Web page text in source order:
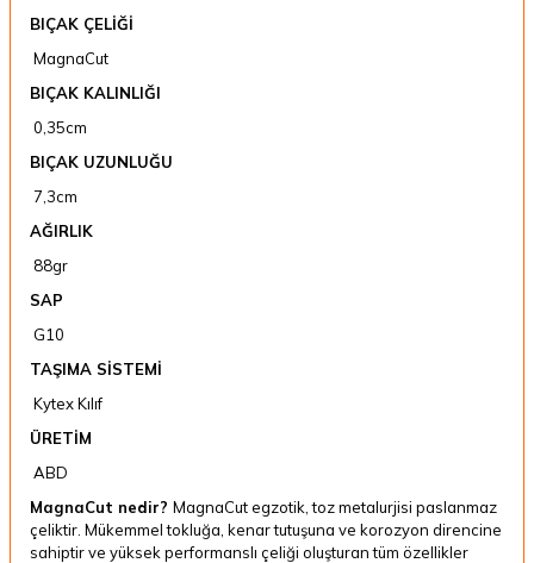
BIÇAK ÇELİĞİ
MagnaCut
BIÇAK KALINLIĞI
0,35cm
BIÇAK UZUNLUĞU
7,3cm
AĞIRLIK
88gr
SAP
G10
TAŞIMA SİSTEMİ
Kytex Kılıf
ÜRETİM
ABD
MagnaCut nedir? MagnaCut egzotik, toz metalurjisi paslanmaz
çeliktir. Mükemmel tokluğa, kenar tutuşuna ve korozyon direncine
sahiptir ve yüksek performanslı çeliği oluşturan tüm özellikler